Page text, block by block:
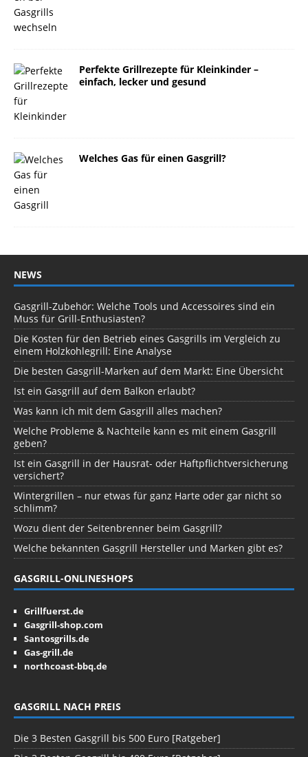
Perfekte Grillrezepte für Kleinkinder –
einfach, lecker und gesund
Welches Gas für einen Gasgrill?
NEWS
Gasgrill-Zubehör: Welche Tools und Accessoires sind ein
Muss für Grill-Enthusiasten?
Die Kosten für den Betrieb eines Gasgrills im Vergleich zu
einem Holzkohlegrill: Eine Analyse
Die besten Gasgrill-Marken auf dem Markt: Eine Übersicht
Ist ein Gasgrill auf dem Balkon erlaubt?
Was kann ich mit dem Gasgrill alles machen?
Welche Probleme & Nachteile kann es mit einem Gasgrill
geben?
Ist ein Gasgrill in der Hausrat- oder Haftpflichtversicherung
versichert?
Wintergrillen – nur etwas für ganz Harte oder gar nicht so
schlimm?
Wozu dient der Seitenbrenner beim Gasgrill?
Welche bekannten Gasgrill Hersteller und Marken gibt es?
GASGRILL-ONLINESHOPS
Grillfuerst.de
Gasgrill-shop.com
Santosgrills.de
Gas-grill.de
northcoast-bbq.de
GASGRILL NACH PREIS
Die 3 Besten Gasgrill bis 500 Euro [Ratgeber]